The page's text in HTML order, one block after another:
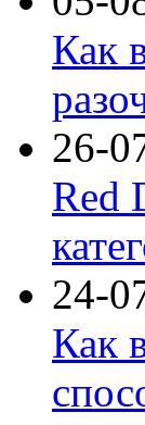
Как
26-
Red
24-
Как